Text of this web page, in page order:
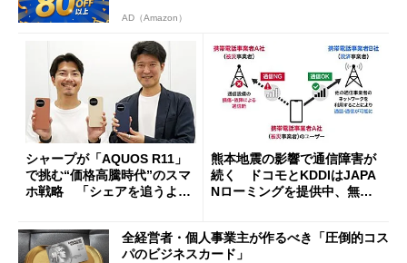
AD（Amazon）
シャープが「AQUOS R11」
で挑む“価格高騰時代”のスマ
ホ戦略 「シェアを追うより
熊本地震の影響で通信障害が
続く ドコモとKDDIはJAPA
Nローミングを提供中、無料
全経営者・個人事業主が作るべき「圧倒的コス
パのビジネスカード」